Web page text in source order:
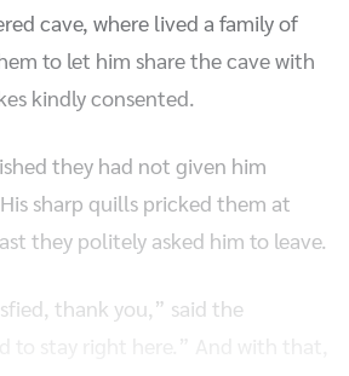
cave, where lived a family of
to let him share the cave with
kindly consented.
they had not given him
sharp quills pricked them at
they politely asked him to leave.
thank you,” said the